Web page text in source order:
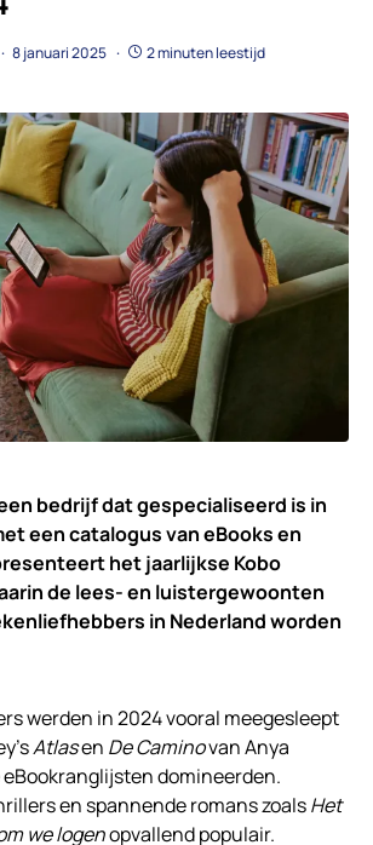
8 januari 2025 2 minuten leestijd
bedrijf dat gespecialiseerd is in
een catalogus van eBooks en
het jaarlijkse Kobo
de lees- en luistergewoonten
in Nederland worden
werden in 2024 vooral meegesleept
Atlasen De Caminovan Anya
eBookranglijsten domineerden.
en spannende romans zoalsHet
we logenopvallend populair.